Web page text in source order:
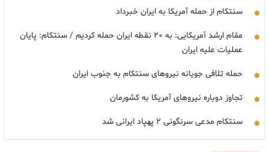
سنتکام از حمله آمریکا به ایران خبرداد
مقام ارشد آمریکایی: به ۲۰ نقطه ایران حمله کردیم / سنتکام: پایان
عملیات علیه ایران
حمله تلافی جویانه نیروهای سنتکام به جنوب ایران
تجاوز دوباره نیروهای آمریکا به کشورمان
سنتکام مدعی سرنگونی ۲ پهپاد ایرانی شد